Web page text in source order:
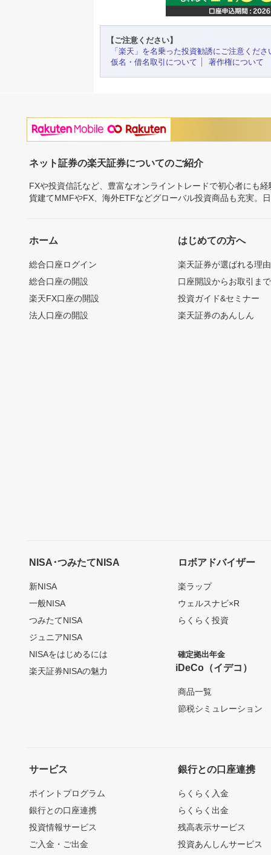
【ご注意ください】
「楽天」を名乗った投資勧誘にご注意くださ
仮名・借名取引について
著作権について
ネット証券の楽天証券についてのご紹介
FXや投資信託など、豊富なオンライントレードで初心者にも
貨建てMMFやFX、海外ETFなどグローバル投資商品も充実。
ホーム
総合口座ログイン
総合口座の開設
楽天FX口座の開設
法人口座の開設
はじめての方へ
楽天証券が選ばれる理由
口座開設からお取引ま
投資ガイド&セミナー
楽天証券のあんしん
NISA･つみたてNISA
新NISA
一般NISA
つみたてNISA
ジュニアNISA
NISAをはじめるには
楽天証券NISAの魅力
ロボアドバイザー
楽ラップ
ウェルスナビ×R
らくらく投資
確定拠出年金
iDeCo（イデコ）
商品一覧
節税シミュレーション
サービス
ポイントプログラム
銀行との口座連携
投資情報サービス
ご入金・ご出金
銀行との口座連携
らくらく入金
らくらく出金
残高表示サービス
投資あんしんサービス